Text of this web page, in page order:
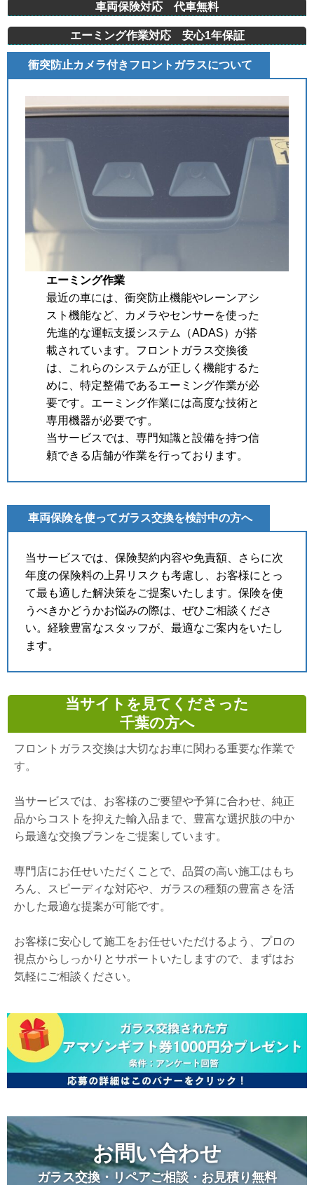
車両保険対応 代車無料
エーミング作業対応 安心1年保証
衝突防止カメラ付きフロントガラスについて
エーミング作業
最近の車には、衝突防止機能やレーンアシ
スト機能など、カメラやセンサーを使った
先進的な運転支援システム（ADAS）が搭
載されています。フロントガラス交換後
は、これらのシステムが正しく機能するた
めに、特定整備であるエーミング作業が必
要です。 エーミング作業には高度な技術と
専用機器が必要です。
当サービスでは、専門知識と設備を持つ信
頼できる店舗が作業を行っております。
車両保険を使ってガラス交換を検討中の方へ
当サービスでは、保険契約内容や免責額、さらに次
年度の保険料の上昇リスクも考慮し、お客様にとっ
て最も適した解決策をご提案いたします。保険を使
うべきかどうかお悩みの際は、ぜひご相談くださ
い。経験豊富なスタッフが、最適なご案内をいたし
ます。
当サイトを見てくださった
千葉の方へ
フロントガラス交換は大切なお車に関わる重要な作業で
す。
当サービスでは、お客様のご要望や予算に合わせ、純正
品からコストを抑えた輸入品まで、豊富な選択肢の中か
ら最適な交換プランをご提案しています。
専門店にお任せいただくことで、品質の高い施工はもち
ろん、スピーディな対応や、ガラスの種類の豊富さを活
かした最適な提案が可能です。
お客様に安心して施工をお任せいただけるよう、プロの
視点からしっかりとサポートいたしますので、まずはお
気軽にご相談ください。
お問い合わせ
ガラス交換・リペアご相談・お見積り無料